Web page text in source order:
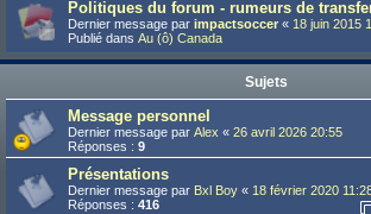
Politiques du forum - rumeurs de
Dernier message par impactsoccer « 18 juin 2015
Publié dans Au (ô) Canada
Sujets
Message personnel
Dernier message par Alex « 26 avril 2026 20:55
Réponses : 9
Présentations
Dernier message par Bxl Boy « 18 février 2020
Réponses : 416